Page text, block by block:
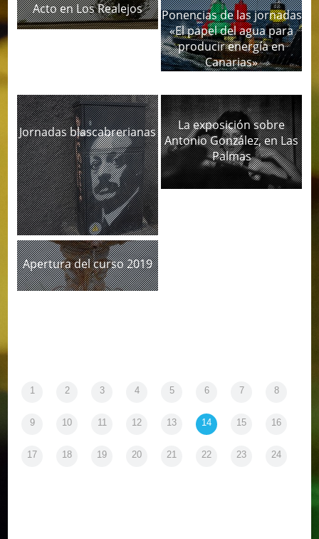
Acto en Los Realejos
Ponencias de las jornadas
«El papel del agua para
producir energía en
Canarias»
Jornadas blascabrerianas
La exposición sobre
Antonio González, en Las
Palmas
Apertura del curso 2019
1 2 3 4 5 6 7 8
9 10 11 12 13 14 15 16
17 18 19 20 21 22 23 24